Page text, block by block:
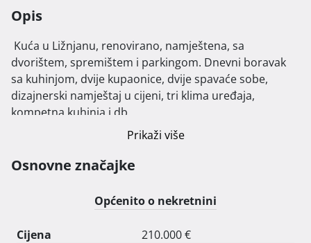
Opis
dvorištem, spremištem i parkingom. Dnevni boravak
sa kuhinjom, dvije kupaonice, dvije spavaće sobe,
dizajnerski namještaj u cijeni, tri klima uređaja,
kompetna kuhinja i db.
- PRODAJA direktno od vlasnika. Uporabna dozvola, za
Prikaži više
Osnovne značajke
Općenito o nekretnini
Cijena
210.000 €